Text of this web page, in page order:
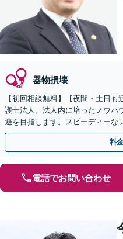
器物損壊
【初回相談無料】【夜間・土日
護士法人。法人内に培ったノウハ
避を目指します。スピーディーな
最善の解決を目指します【電話相
料
電話でお問い合わせ